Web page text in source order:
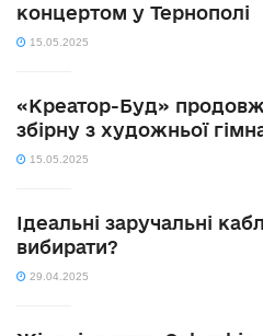
концертом у Тернополі
15.05.2025
«Креатор-Буд»
збірну з художньої
15.05.2025
Ідеальні заручальні
вибирати?
29.04.2025